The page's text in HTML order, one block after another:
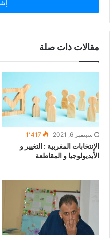
مقالات ذات صلة
سبتمبر 6, 2021 1٬417
الإنتخابات المغربية : التغيير و
الأيديولوجيا و المقاطعة